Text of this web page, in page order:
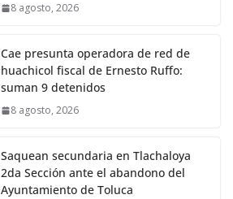
8 agosto, 2026
Cae presunta operadora de red de
huachicol fiscal de Ernesto Ruffo:
suman 9 detenidos
8 agosto, 2026
Saquean secundaria en Tlachaloya
2da Sección ante el abandono del
Ayuntamiento de Toluca